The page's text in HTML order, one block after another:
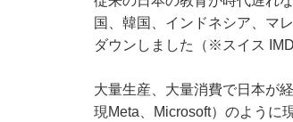
国、韓国、インドネシア、マ
ダウンしました（※スイス
大量生産、大量消費で日本が
現Meta、Microsoft）のように